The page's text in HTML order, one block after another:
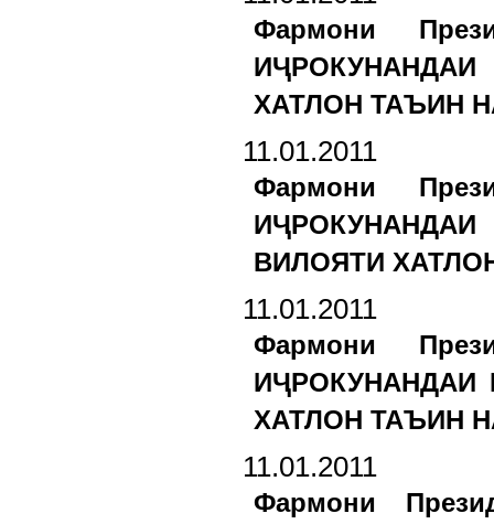
Фармони
ХАТЛОН ТАЪИН
11.01.2011
Фармони
ВИЛОЯТИ
11.01.2011
Фармони
ХАТЛОН ТАЪИН
11.01.2011
Фармони